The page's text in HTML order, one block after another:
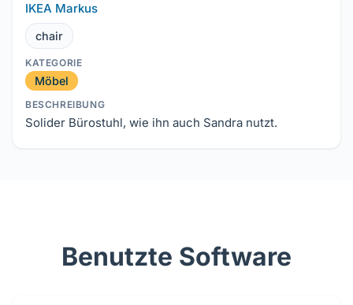
IKEA Markus
chair
Möbel
Solider Bürostuhl, wie ihn auch Sandra nutzt.
Benutzte Software